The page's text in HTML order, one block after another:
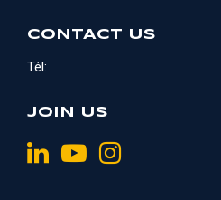
CONTACT US
Tél:
JOIN US